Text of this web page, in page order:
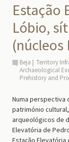
Estação
Lóbio,
(núcleos
Beja Territory
Archaeological
Prehistory and
Numa perspectiva
património
arqueológicos de
Elevatória de
Estação